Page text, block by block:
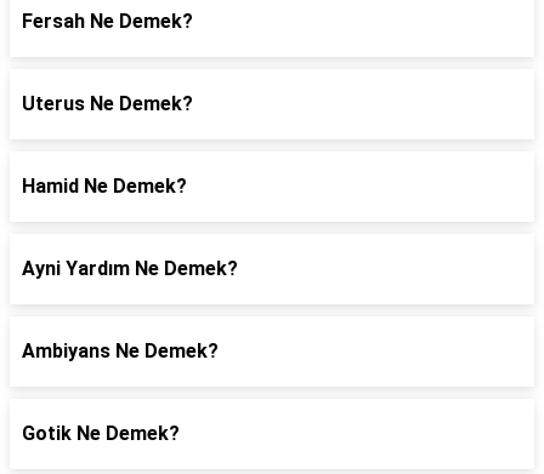
Fersah Ne Demek?
Uterus Ne Demek?
Hamid Ne Demek?
Ayni Yardım Ne Demek?
Ambiyans Ne Demek?
Gotik Ne Demek?